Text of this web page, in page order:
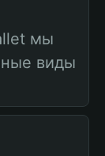
мы
виды